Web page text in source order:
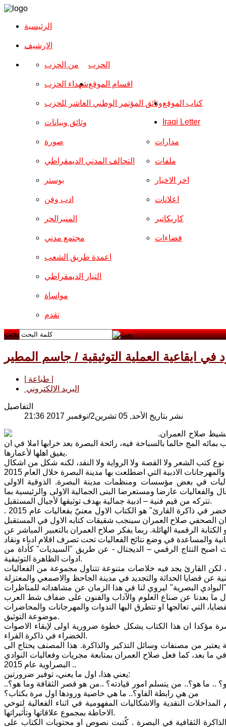
الرئيسية
الارشیف
الحزب من الحزب
شهداء الحزب
وثائق المؤتمر الوطني العاشر للحزب
وثائق وبيانات
اقسام الموقع
صورة
التحالف المدني الديمقراطي
بوستر
ادب وفن
المنبرالحر
مجتمع مدني
مدارات
ملفات
اخر الاخبار
اعلانات
كاريكاتير
فضاءات
اعمدة طريق الشعب
التيار الديمقراطي
مواساة
تقدم
كتاب الموقع
Iraqi Letter
بحث
في ايقاعية العملية التوثيقية / جاسم المطير
البريد الإلكتروني
التفاصيل
نشر بتاريخ الأحد, 05 تشرين2/نوفمبر 2017 21:36
صلاح العمران.
المج حالما بالسباحة فيه، رائحة البصرة بعد خرابها املا في ان
يفيق اهلها لأعمارها.
كتب الشعر ولا القصة ولا الرواية ولا النقد، لكنه شكل من اشكال
في بعض مؤسسات ومنظمات مدينة البصرة. الذوقية الاولى
عارضا ومستعرضا البنى الجمالية الاولى والرئيسية بما
تتركه من قيم فنية – ادبية جمالية بهدف توثيقها لأجيال المستقبل.
حملتْ احدى صفحات الكتاب الاربعة والسبعين اشارة الى ان كتابا عنوانه "اصوات خضر في ذاكرة القارئ" هو الكتاب الاول معنيّ بفعاليات عام 2015 .
الرقمية الهائلة. ربما يفكر صلاح العمران بالتعبير المباشر عن
والمساعدة في وضع نتائج الفعاليات تحت تصرف اقلام ادباء ونقاد
اصبح النتاج الرقمي – الديجتال - عن طريق "السيديات" كأداة من
ادوات الظاهرة التوثيقية.
القارئ يجد فيه خلاصات متنوعة تتناول مجموعة من الفعاليات
اول عمره ونشاطه في "البوادي البصرية" ليروي لنا في هذا الزمان عن مشاهداته للمناظرات
ما بعدنا عن صناع العلوم والآداب والفنون على ضفاف شط العرب
التي تعالجها او تتطرق اليها الندوات والمهرجانات والمحاضرات
موضوعة التوثيق.
مؤكدا ان هذا الكتاب يشكل خطوة ضرورية اولى لإبقاء الاصوات
الخضراء في ذاكرة القراء.
من مصنفات وسائل التذكير والذاكرة. هذا المصنف يحتاج الى
في ما بعد، كما فعل صلاح العمران بمتابعة مجريات وفعاليات النوادي
البصراوية عام 2015 ..
يعني هذا، اول ما يعني، توفير ضرورتين:
.. ما هو؟.. من يتسلم امور قيادته؟ ..من هو قصر الثقافة وما هو؟..
من هي رابطة الفاو؟.. ما هي خاصية ورودها اول مرة بكتاب؟
النقدية والاشكاليات المفهومية في اثناء الفعالية لتوخي
الاحاطة بمجموع علاقاتها وتأثيراتها.
الثقافية في البصرة . كُتبت نصوص او محتويات الكتاب على